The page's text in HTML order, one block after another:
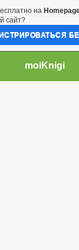
moiKnigi
на
сайт?